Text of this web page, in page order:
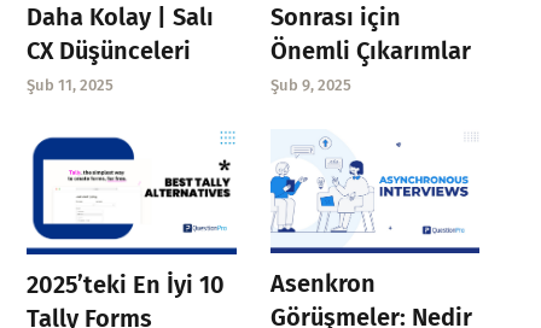
Daha Kolay | Salı
CX Düşünceleri
Şub 11, 2025
Sonrası için
Önemli Çıkarımlar
Şub 9, 2025
2025’teki En İyi 10
Tally Forms
Asenkron
Görüşmeler: Nedir